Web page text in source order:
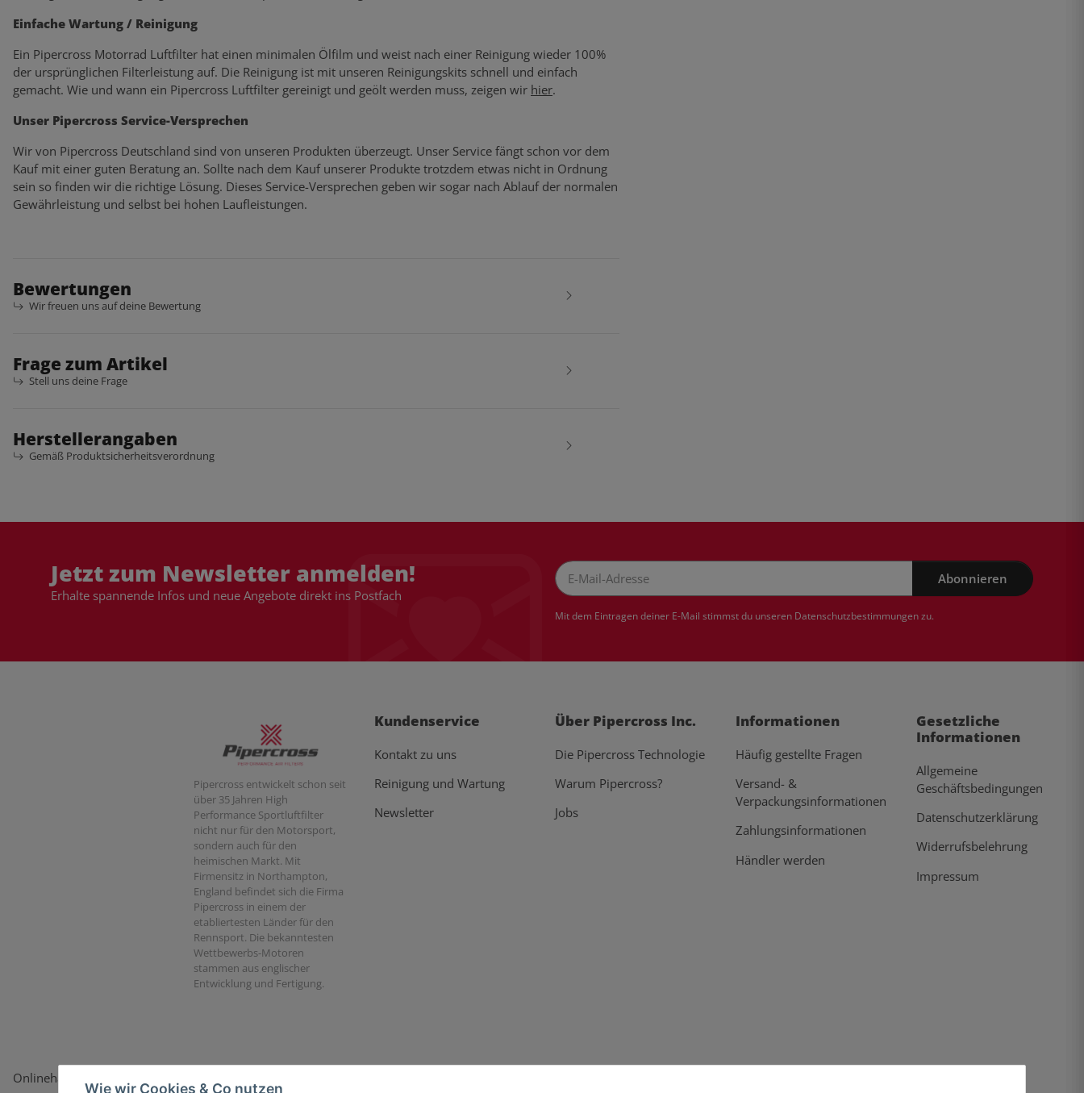
Wie wir Cookies & Co nutzen
Einfache Wartung / Reinigung
Ein Pipercross Motorrad Luftfilter hat einen minimalen Ölfilm und weist nach einer Reinigung wieder 100%
der ursprünglichen Filterleistung auf. Die Reinigung ist mit unseren Reinigungskits schnell und einfach
gemacht. Wie und wann ein Pipercross Luftfilter gereinigt und geölt werden muss, zeigen wir hier.
Unser Pipercross Service-Versprechen
Wir von Pipercross Deutschland sind von unseren Produkten überzeugt. Unser Service fängt schon vor dem
Kauf mit einer guten Beratung an. Sollte nach dem Kauf unserer Produkte trotzdem etwas nicht in Ordnung
sein so finden wir die richtige Lösung. Dieses Service-Versprechen geben wir sogar nach Ablauf der normalen
Gewährleistung und selbst bei hohen Laufleistungen.
Bewertungen
Wir freuen uns auf deine Bewertung
Frage zum Artikel
Stell uns deine Frage
Herstellerangaben
Gemäß Produktsicherheitsverordnung
Jetzt zum Newsletter anmelden!
Erhalte spannende Infos und neue Angebote direkt ins Postfach
Abonnieren
Mit dem Eintragen deiner E-Mail stimmst du unseren Datenschutzbestimmungenzu.
Pipercross entwickelt schon seit
über 35 Jahren High
Performance Sportluftfilter
nicht nur für den Motorsport,
sondern auch für den
heimischen Markt. Mit
Firmensitz in Northampton,
England befindet sich die Firma
Pipercross in einem der
etabliertesten Länder für den
Rennsport. Die bekanntesten
Wettbewerbs-Motoren
stammen aus englischer
Entwicklung und Fertigung.
Kundenservice
Kontakt zu uns
Reinigung und Wartung
Newsletter
Über Pipercross Inc.
Die Pipercross Technologie
Warum Pipercross?
Jobs
Informationen
Häufig gestellte Fragen
Versand- &
Verpackungsinformationen
Zahlungsinformationen
Händler werden
Gesetzliche
Informationen
Allgemeine
Geschäftsbedingungen
Datenschutzerklärung
Widerrufsbelehrung
Impressum
Onlinehandel basiert auf Vertrauen: